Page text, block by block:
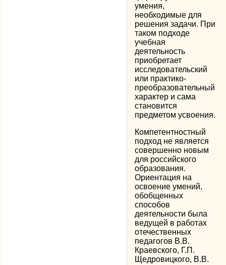
умения,
необходимые для
решения задачи. При
таком подходе
учебная
деятельность
приобретает
исследовательский
или практико-
преобразовательный
характер и сама
становится
предметом усвоения.
Компетентностный
подход не является
совершенно новым
для российского
образования.
Ориентация на
освоение умений,
обобщенных
способов
деятельности была
ведущей в работах
отечественных
педагогов В.В.
Краевского, Г.П.
Щедровицкого, В.В.